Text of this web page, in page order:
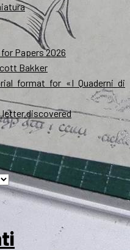
for Papers 2026
Bakker
format for «I Quaderni di
letter discovered